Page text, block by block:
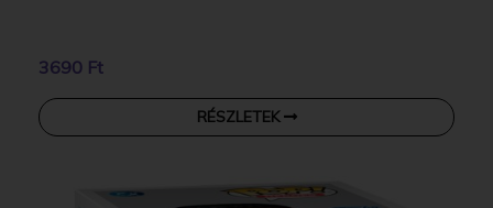
3690 Ft
RÉSZLETEK